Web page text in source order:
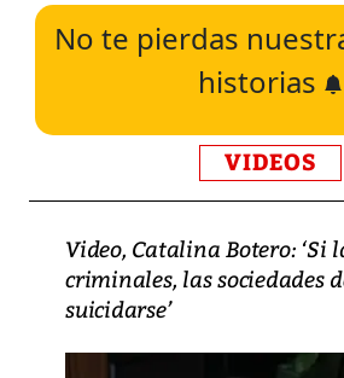
No te pierdas
historias
VIDEOS
Video, Catalina Botero: ‘Si
criminales, las sociedades
suicidarse’